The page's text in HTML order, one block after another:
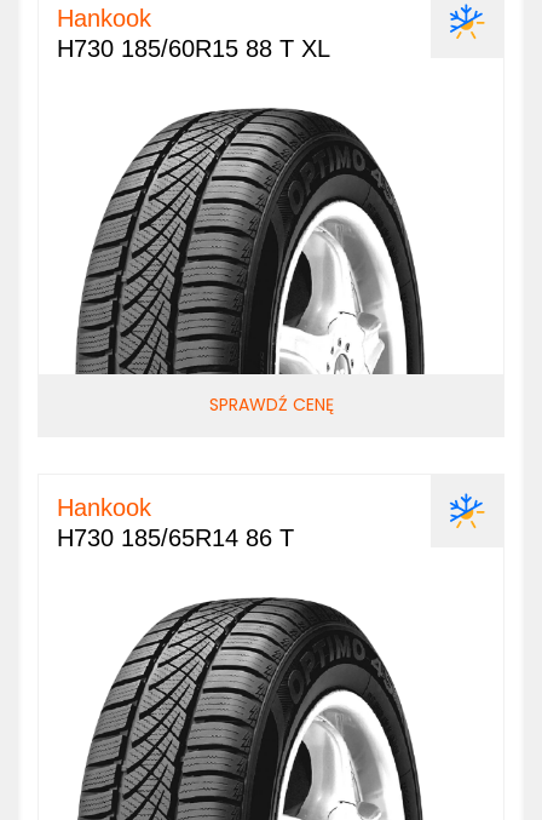
Hankook
H730 185/60R15 88 T XL
SPRAWDŹ CENĘ
Hankook
H730 185/65R14 86 T